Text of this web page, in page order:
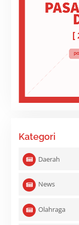
Kategori
Daerah
News
Olahraga